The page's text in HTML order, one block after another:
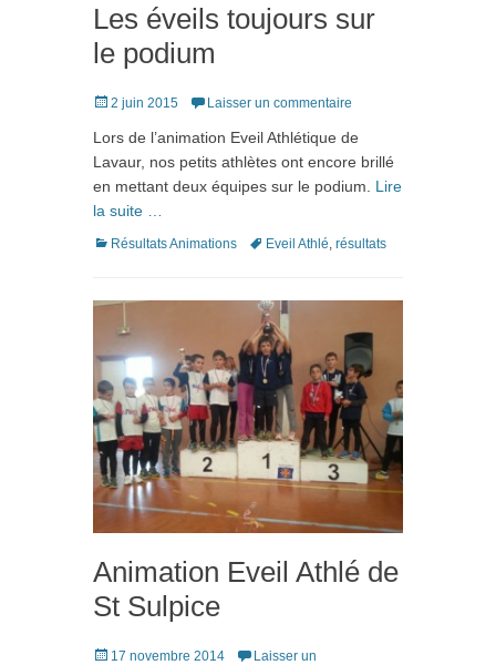
Les éveils toujours sur
le podium
Posté2 juin 2015 Laisser un commentaire
Lors de l’animation Eveil Athlétique de
Lavaur, nos petits athlètes ont encore brillé
en mettant deux équipes sur le podium. Lire
la suite …
Catégories
Résultats Animations TagsEveil Athlé résultats
Animation Eveil Athlé de
St Sulpice
Posté17 novembre 2014
Laisser un